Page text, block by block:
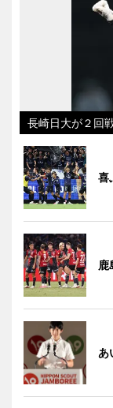
長崎日大が２回
喜
あ